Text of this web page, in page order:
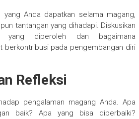
yang Anda dapatkan selama magang,
tantangan yang dihadapi. Diskusikan
yang diperoleh dan bagaimana
berkontribusi pada pengembangan diri
Refleksi
pengalaman magang Anda. Apa
baik? Apa yang bisa diperbaiki?